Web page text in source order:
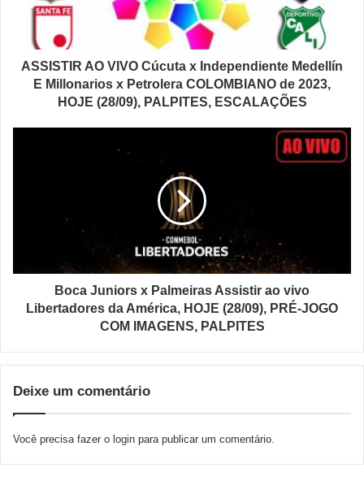
ASSISTIR AO VIVO Cúcuta x Independiente Medellín
E Millonarios x Petrolera COLOMBIANO de 2023,
HOJE (28/09), PALPITES, ESCALAÇÕES
Boca Juniors x Palmeiras Assistir ao vivo
Libertadores da América, HOJE (28/09), PRÉ-JOGO
COM IMAGENS, PALPITES
Deixe um comentário
Você precisa fazer o login para publicar um comentário.